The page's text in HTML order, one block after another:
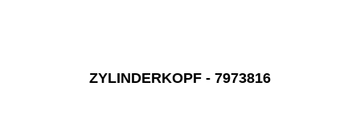
ZYLINDERKOPF - 7973816